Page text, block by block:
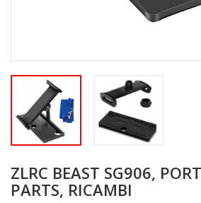
ZLRC BEAST SG906,
PARTS, RICAMBI